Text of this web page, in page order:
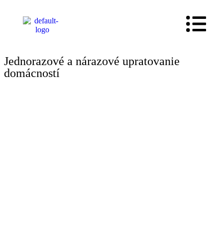
Jednorazové a nárazové upratovanie
domácností